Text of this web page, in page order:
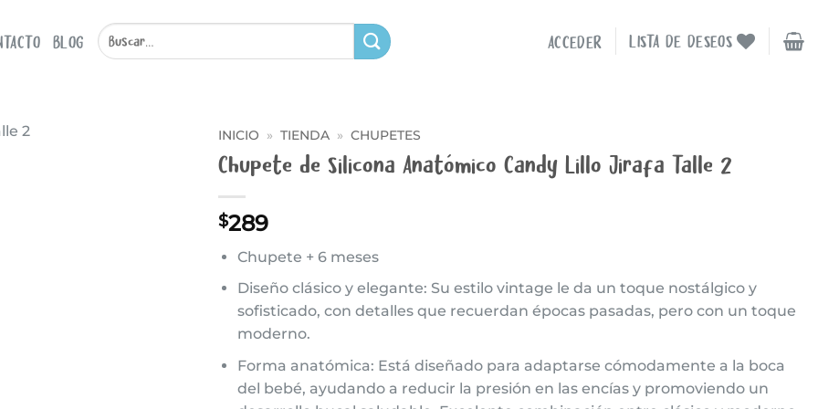
BLOG
Buscar
por:
ACCEDER LISTA DE DESEOS
INICIO » TIENDA » CHUPETES
Chupete de Silicona Anatómico Candy Lillo Jirafa Talle 2
$289
Chupete + 6 meses
Diseño clásico y elegante: Su estilo vintage le da un toque nostálgico y
sofisticado, con detalles que recuerdan épocas pasadas, pero con un toque
moderno.
Forma anatómica: Está diseñado para adaptarse cómodamente a la boca
del bebé, ayudando a reducir la presión en las encías y promoviendo un